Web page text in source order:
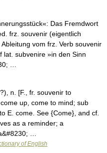
Das Fremdwort
frz. souvenir (eigentlich
vom frz. Verb souvenir
lat. subvenire »in den Sinn
…
n. [F., fr. souvenir to
up, come to mind; sub
E. come. See {Come}, and cf.
as a reminder; a
…
of English